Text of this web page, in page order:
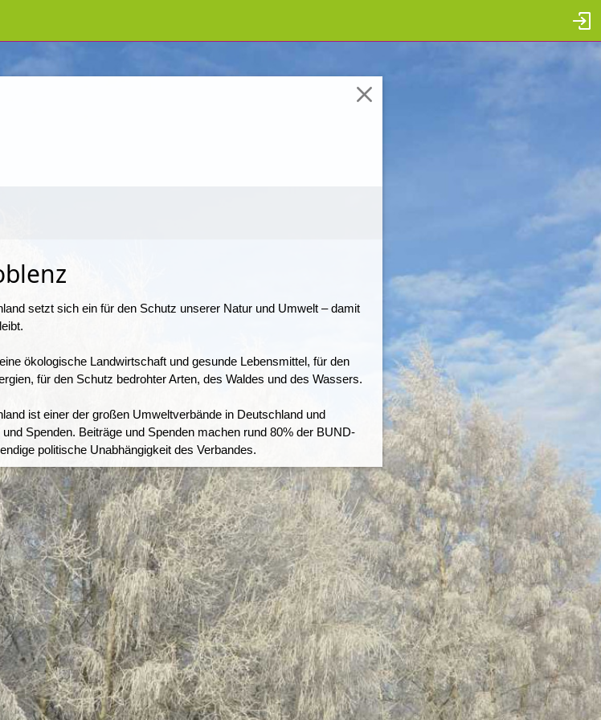
setzt sich ein für den Schutz unserer Natur und Umwelt – damit
ökologische Landwirtschaft und gesunde Lebensmittel, für den
für den Schutz bedrohter Arten, des Waldes und des Wassers.
ist einer der großen Umweltverbände in Deutschland und
Spenden. Beiträge und Spenden machen rund 80% der BUND-
politische Unabhängigkeit des Verbandes.